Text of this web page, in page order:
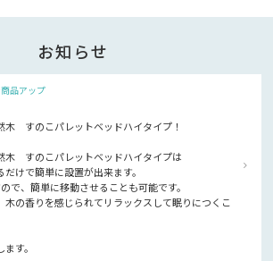
お知らせ
品アップ
すのこパレットベッドハイタイプ！
すのこパレットベッドハイタイプは
けで簡単に設置が出来ます。
で、簡単に移動させることも可能です。
木の香りを感じられてリラックスして眠りにつくこ
す。